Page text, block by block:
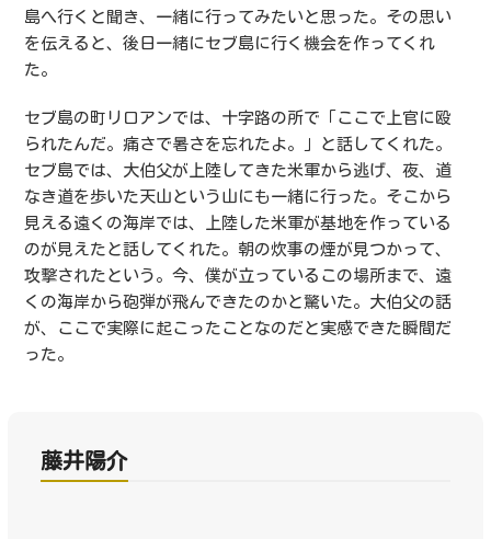
島へ行くと聞き、一緒に行ってみたいと思った。その思い
を伝えると、後日一緒にセブ島に行く機会を作ってくれ
た。
セブ島の町リロアンでは、十字路の所で「ここで上官に殴
られたんだ。痛さで暑さを忘れたよ。」と話してくれた。
セブ島では、大伯父が上陸してきた米軍から逃げ、夜、道
なき道を歩いた天山という山にも一緒に行った。そこから
見える遠くの海岸では、上陸した米軍が基地を作っている
のが見えたと話してくれた。朝の炊事の煙が見つかって、
攻撃されたという。今、僕が立っているこの場所まで、遠
くの海岸から砲弾が飛んできたのかと驚いた。大伯父の話
が、ここで実際に起こったことなのだと実感できた瞬間だ
った。
藤井陽介